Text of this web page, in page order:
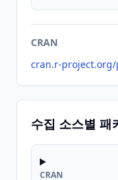
CRAN
cran.r-project.org/
수집 소스별 패
CRAN